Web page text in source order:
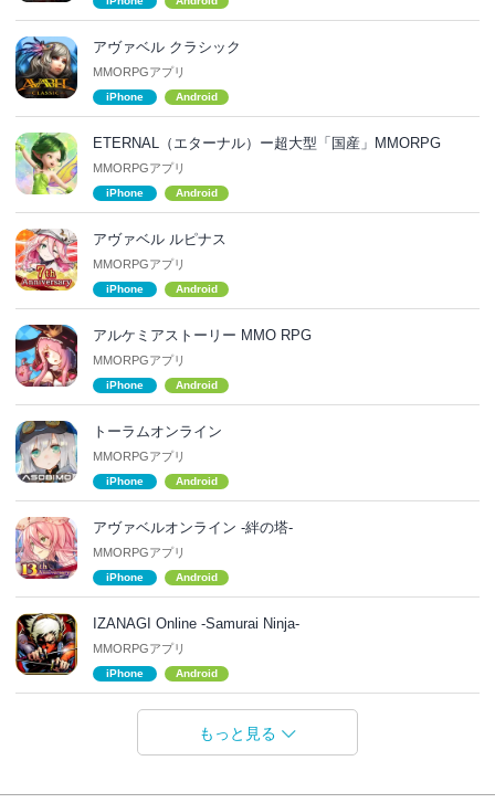
アヴァベル クラシック
MMORPGアプリ
iPhone Android
ETERNAL（エターナル‪）‬ー超大型「国産」MMORPG
MMORPGアプリ
iPhone Android
アヴァベル ルピナス
MMORPGアプリ
iPhone Android
アルケミアストーリー MMO RPG
MMORPGアプリ
iPhone Android
トーラムオンライン
MMORPGアプリ
iPhone Android
アヴァベルオンライン -絆の塔-
MMORPGアプリ
iPhone Android
IZANAGI Online -Samurai Ninja-
MMORPGアプリ
iPhone Android
もっと見る